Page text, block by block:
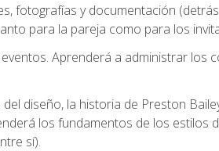
fotografías y documentación
para la pareja como para los
Aprenderá a administrar los
diseño, la historia de Preston
los fundamentos de los estilos
sí).